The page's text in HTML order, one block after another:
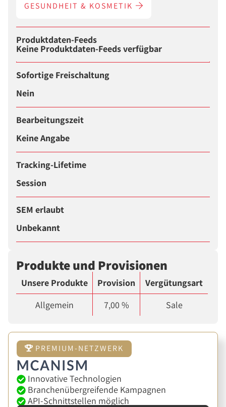
GESUNDHEIT & KOSMETIK
Produktdaten-Feeds
Keine Produktdaten-Feeds verfügbar
Sofortige Freischaltung
Nein
Bearbeitungszeit
Keine Angabe
Tracking-Lifetime
Session
SEM erlaubt
Unbekannt
Produkte und Provisionen
Unsere Produkte Provision
Vergütungsart
Allgemein
7,00 % Sale
PREMIUM-NETZWERK
Innovative Technologien
Branchenübergreifende Kampagnen
API-Schnittstellen möglich